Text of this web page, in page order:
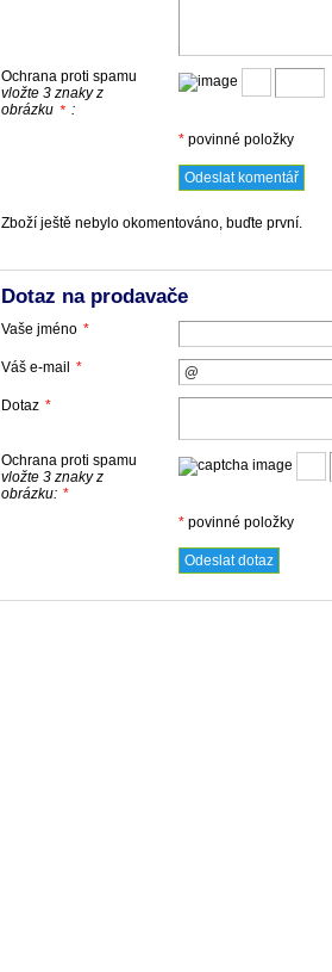
Ochrana proti spamu
vložte 3 znaky z
obrázku * :
* povinné položky
Zboží ještě nebylo okomentováno, buďte první.
Dotaz na prodavače
Vaše jméno *
Váš e-mail *
Dotaz *
Ochrana proti spamu
vložte 3 znaky z
obrázku: *
* povinné položky